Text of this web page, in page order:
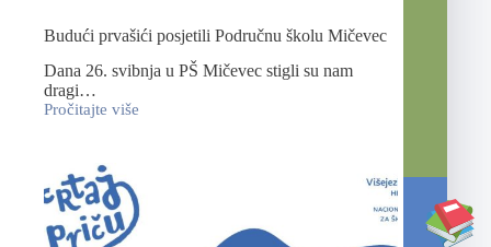
Budući prvašići posjetili Područnu školu Mičevec
Dana 26. svibnja u PŠ Mičevec stigli su nam
dragi…
Pročitajte više